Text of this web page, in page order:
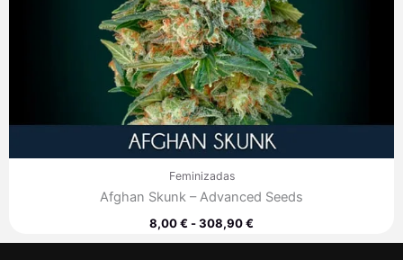
Feminizadas
Afghan Skunk – Advanced Seeds
8,00€-308,90€